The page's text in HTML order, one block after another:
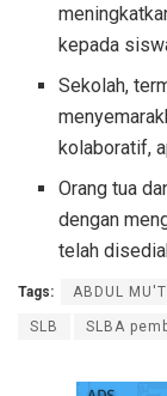
kepada
Sekolah,
kolaboratif,
Orang tua
dengan
telah
Tags: ABDUL
SLB SLBA